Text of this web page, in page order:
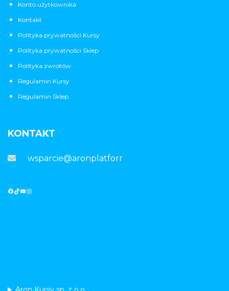
Konto użytkownika
Kontakt
Polityka prywatności Kursy
Polityka prywatności Sklep
Polityka zwrotów
Regulamin Kursy
Regulamin Sklep
KONTAKT
wsparcie@aronplatforma.pl